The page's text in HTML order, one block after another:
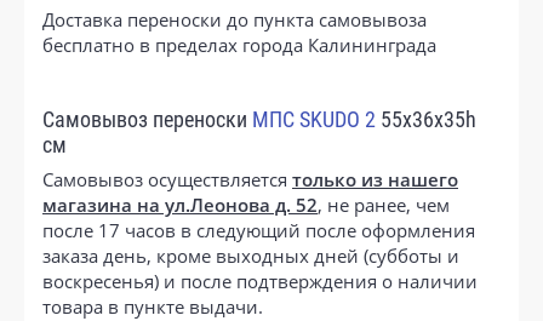
Доставка переноски до пункта самовывоза
бесплатно в пределах города Калининграда
Самовывоз переноски МПС SKUDO 2 55х36х35h
см
Самовывоз осуществляется только из нашего
магазина на ул.Леонова д. 52, не ранее, чем
после 17 часов в следующий после оформления
заказа день, кроме выходных дней (субботы и
воскресенья) и после подтверждения о наличии
товара в пункте выдачи.